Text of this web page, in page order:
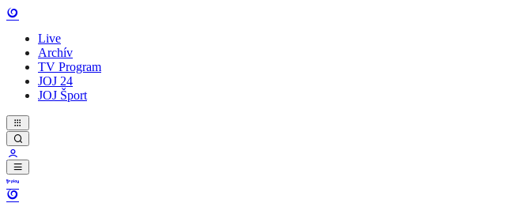
Live
Archív
TV Program
JOJ 24
JOJ Šport